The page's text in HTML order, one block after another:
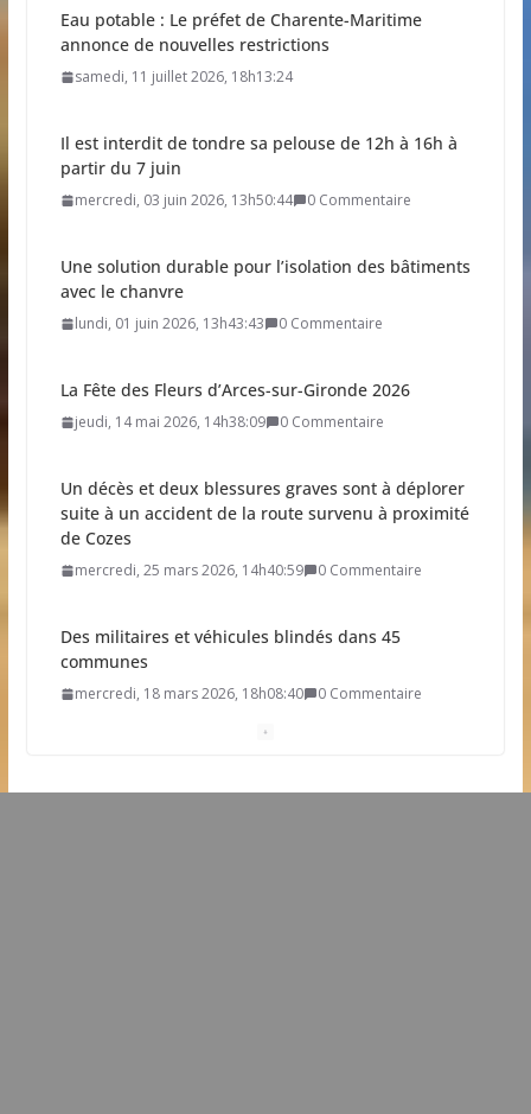
Eau potable : Le préfet de Charente-Maritime
annonce de nouvelles restrictions
samedi, 11 juillet 2026, 18h13:24
Il est interdit de tondre sa pelouse de 12h à 16h à
partir du 7 juin
mercredi, 03 juin 2026, 13h50:44 0 Commentaire
Une solution durable pour l’isolation des bâtiments
avec le chanvre
lundi, 01 juin 2026, 13h43:43 0 Commentaire
La Fête des Fleurs d’Arces-sur-Gironde 2026
jeudi, 14 mai 2026, 14h38:09 0 Commentaire
Un décès et deux blessures graves sont à déplorer
suite à un accident de la route survenu à proximité
de Cozes
mercredi, 25 mars 2026, 14h40:59 0 Commentaire
Des militaires et véhicules blindés dans 45
communes
mercredi, 18 mars 2026, 18h08:40 0 Commentaire
dimanche, 15 mars 2026, 21h19:34 0 Commentaire